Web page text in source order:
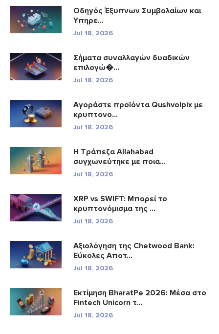
Οδηγός Έξυπνων Συμβολαίων και
Υπηρε...
Jul 18, 2026
Σήματα συναλλαγών δυαδικών
επιλογώ�...
Jul 18, 2026
Αγοράστε προϊόντα Qushvolpix με
κρυπτονο...
Jul 18, 2026
Η Τράπεζα Allahabad
συγχωνεύτηκε με ποια...
Jul 18, 2026
XRP vs SWIFT: Μπορεί το
κρυπτονόμισμα της ...
Jul 18, 2026
Αξιολόγηση της Chetwood Bank:
Εύκολες Αποτ...
Jul 18, 2026
Εκτίμηση BharatPe 2026: Μέσα στο
Fintech Unicorn τ...
Jul 18, 2026